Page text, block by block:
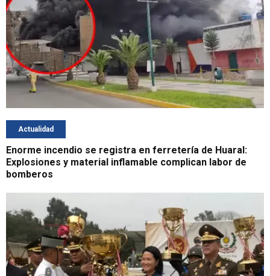
Actualidad
Enorme incendio se registra en ferretería de Huaral:
Explosiones y material inflamable complican labor de
bomberos